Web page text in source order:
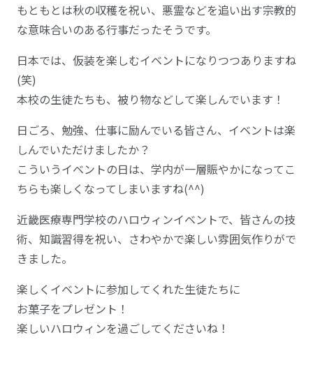
もともとは秋の収穫を祝い、悪霊などを追い出す宗教的
な意味合いのある行事だったそうです。
日本では、仮装を楽しむイベントになりつつありますね
(笑)
本校の生徒たちも、被り物などして楽しんでいます！
日ごろ、勉強、仕事に励んでいる皆さん、イベントは楽
しんでいただけましたか？
こういうイベントの日は、学内が一層賑やかになってこ
ちらも楽しくなってしまいますね(^^)
近畿医療専門学校のハロウィンイベントで、皆さんの技
術、知識習得を祝い、さわやかで楽しい雰囲気作りがで
きました。
楽しくイベントに参加してくれた生徒たちに
お菓子をプレゼント！
楽しいハロウィンを過ごしてくださいね！